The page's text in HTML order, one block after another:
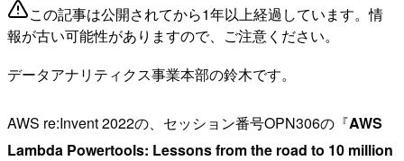
この記事は公開されてから1年以上経過しています。情
報が古い可能性がありますので、ご注意ください。
データアナリティクス事業本部の鈴木です。
AWS re:Invent 2022の、セッション番号OPN306の『AWS
Lambda Powertools: Lessons from the road to 10 million